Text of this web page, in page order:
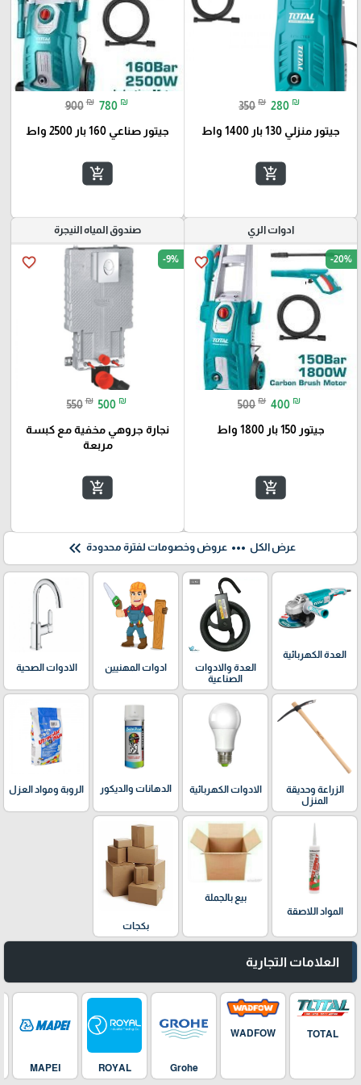
350 ₪ 280 ₪
جيتور منزلي 130 بار 1400 واط
add_shopping_cart
900 ₪ 780 ₪
جيتور صناعي 160 بار 2500 واط
add_shopping_cart
ادوات الري
favorite_border -20%
500 ₪ 400 ₪
جيتور 150 بار 1800 واط
add_shopping_cart
صندوق المياه النيجرة
favorite_border -9%
550 ₪ 500 ₪
نجارة جروهي مخفية مع كبسة
مربعة
add_shopping_cart
عرض الكل more_horiz عروض وخصومات لفترة محدودة keyboard_double_arrow_left
العدة الكهربائية
العدة والادوات
الصناعية
ادوات المهنيين الادوات الصحية
الزراعة وحديقة
المنزل
الادوات الكهربائية الدهانات والديكور الروبة ومواد العزل
المواد اللاصقة
بيع بالجملة
بكجات
العلامات التجارية
TOTAL
WADFOW
Grohe
ROYAL
MAPEI